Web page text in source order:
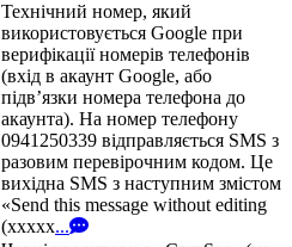
Технічний номер, який
використовується Google при
верифікації номерів телефонів
(вхід в акаунт Google, або
підв’язки номера телефона до
акаунта). На номер телефону
0941250339 відправляється SMS з
разовим перевірочним кодом. Це
вихідна SMS з наступним змістом
«Send this message without editing
(xxxxx...